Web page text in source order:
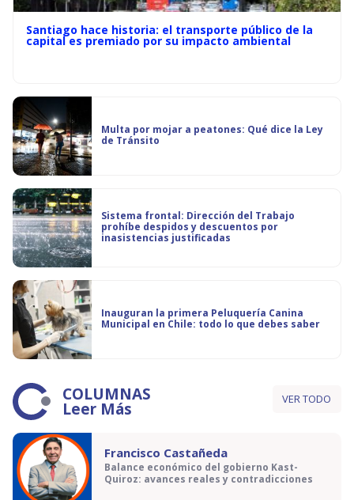
Santiago hace historia: el transporte público de la
capital es premiado por su impacto ambiental
Multa por mojar a peatones: Qué dice la Ley
de Tránsito
Sistema frontal: Dirección del Trabajo
prohíbe despidos y descuentos por
inasistencias justificadas
Inauguran la primera Peluquería Canina
Municipal en Chile: todo lo que debes saber
COLUMNAS
Leer Más VER TODO
Francisco Castañeda
Balance económico del gobierno Kast-
Quiroz: avances reales y contradicciones